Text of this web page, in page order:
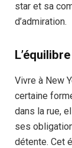
star et sa
d’admiration.
Vivre à New
certaine
dans la rue,
ses
détente. Cet